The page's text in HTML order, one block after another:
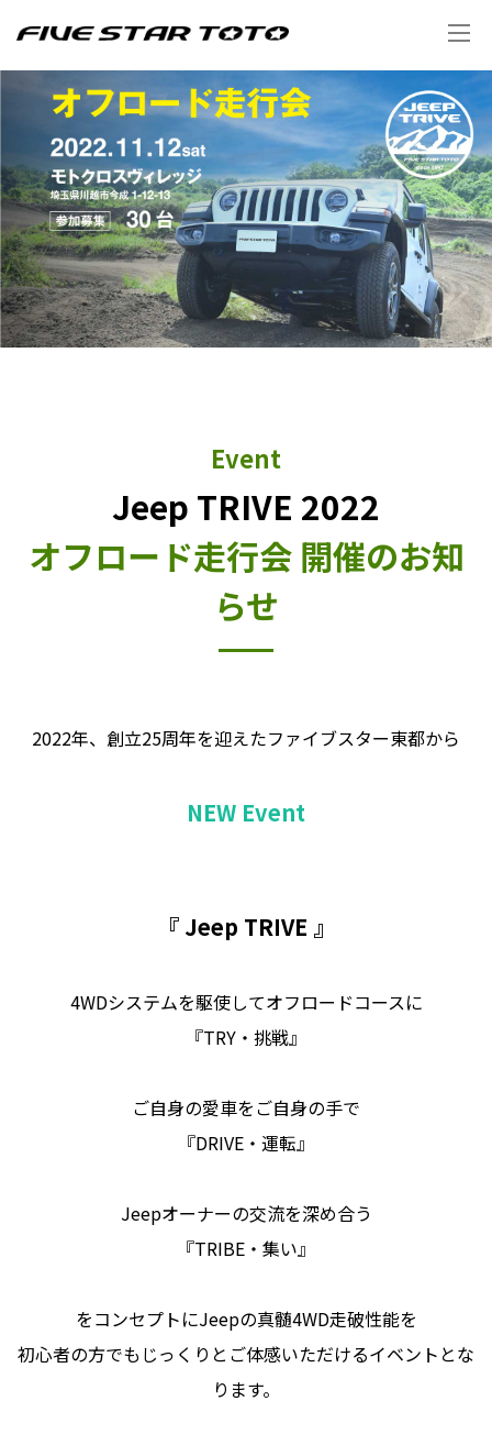
Event
Jeep TRIVE 2022
オフロード走行会 開催のお知
らせ
2022年、創立25周年を迎えたファイブスター東都から
NEW Event
『 Jeep TRIVE 』
4WDシステムを駆使してオフロードコースに
『TRY・挑戦』
ご自身の愛車をご自身の手で
『DRIVE・運転』
Jeepオーナーの交流を深め合う
『TRIBE・集い』
をコンセプトにJeepの真髄4WD走破性能を
初心者の方でもじっくりとご体感いただけるイベントとな
ります。